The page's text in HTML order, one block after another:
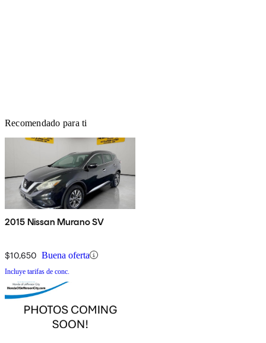
Recomendado para ti
2015 Nissan Murano SV
$10,650 Buena oferta
Incluye tarifas de conc.